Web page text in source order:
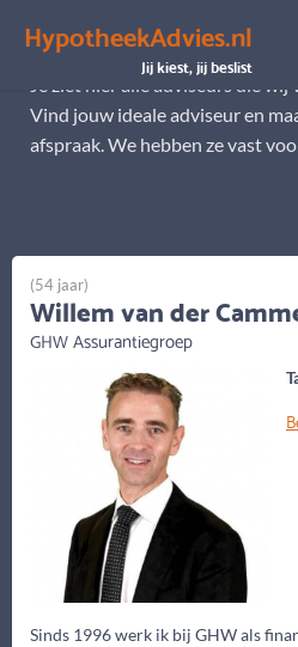
HypotheekAdvies.nl
Jij kiest, jij beslist
Alle adviseurs
Je ziet hier alle adviseurs die
Vind jouw ideale adviseur en
afspraak. We hebben ze vast
Sinds 1996 werk ik bij GHW als
(54 jaar)
Willem van der
GHW Assurantiegroep